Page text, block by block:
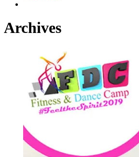
Archives